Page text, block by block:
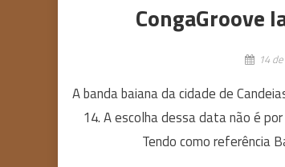
CongaGroove
14
A banda baiana da cidade de
14. A escolha dessa data não é
Tendo como referência